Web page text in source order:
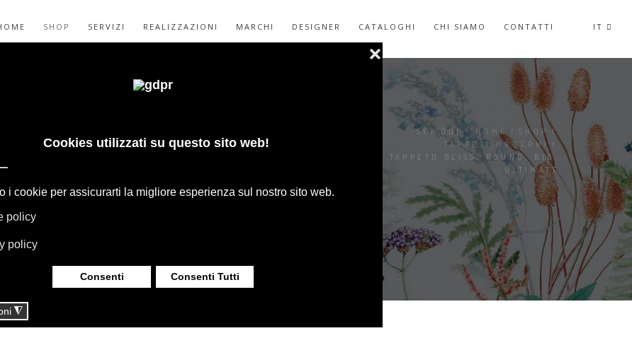
IT
SHOP SERVIZI REALIZZAZIONI MARCHI DESIGNER CATALOGHI CHI SIAMO CONTATTI
BLISS:
BOFFI, B&B ITALIA, DE PADOVA,
TAPPETI E TESSUTI MISSONI,
DAVIDE GROPPI OLUCE.
SEI QUI: HOME | SHOP
|
TAPPETI MODERNI |
CC-TAPIS TAPPETO BLISS: ROUND, BIG,
ULTIMATE